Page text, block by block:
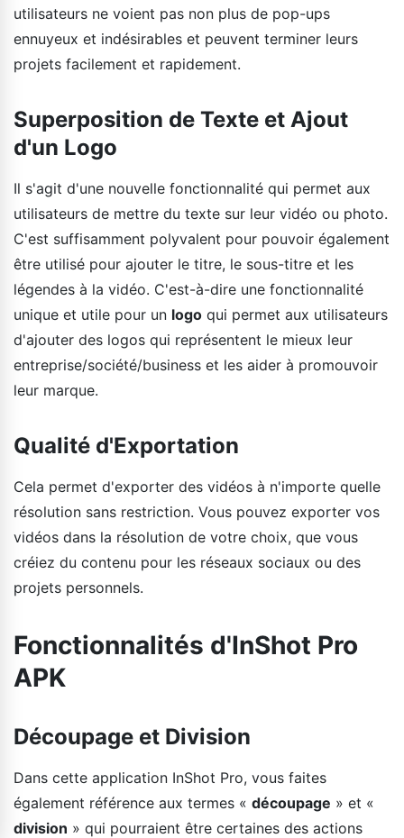
utilisateurs ne voient pas non plus de pop-ups
ennuyeux et indésirables et peuvent terminer leurs
projets facilement et rapidement.
Superposition de Texte et Ajout
d'un Logo
Il s'agit d'une nouvelle fonctionnalité qui permet aux
utilisateurs de mettre du texte sur leur vidéo ou photo.
C'est suffisamment polyvalent pour pouvoir également
être utilisé pour ajouter le titre, le sous-titre et les
légendes à la vidéo. C'est-à-dire une fonctionnalité
unique et utile pour un logo qui permet aux utilisateurs
d'ajouter des logos qui représentent le mieux leur
entreprise/société/business et les aider à promouvoir
leur marque.
Qualité d'Exportation
Cela permet d'exporter des vidéos à n'importe quelle
résolution sans restriction. Vous pouvez exporter vos
vidéos dans la résolution de votre choix, que vous
créiez du contenu pour les réseaux sociaux ou des
projets personnels.
Fonctionnalités d'InShot Pro
APK
Découpage et Division
Dans cette application InShot Pro, vous faites
également référence aux termes « découpage » et «
division » qui pourraient être certaines des actions